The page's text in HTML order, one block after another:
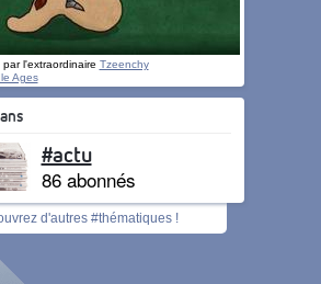
l'extraordinaire Tzeenchy
Ages
#actu
86 abonnés
d'autres #thématiques !